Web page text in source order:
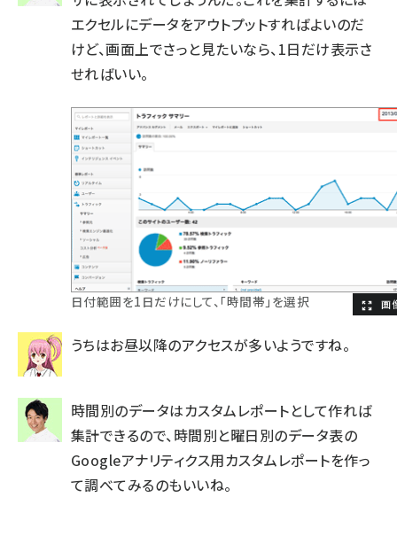
エクセルにデータをアウトプットすればよいのだ
けど、画面上でさっと見たいなら、1日だけ表示さ
せればいい。
日付範囲を1日だけにして、「時間帯」を選択
うちはお昼以降のアクセスが多いようですね。
時間別のデータはカスタムレポートとして作れば
集計できるので、時間別と曜日別のデータ表の
Googleアナリティクス用カスタムレポートを作っ
て調べてみるのもいいね。